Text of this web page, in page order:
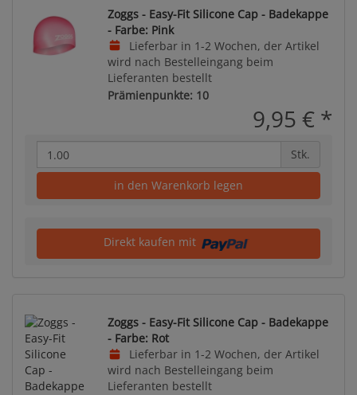
Zoggs - Easy-Fit Silicone Cap - Badekappe
- Farbe: Pink
Lieferbar in 1-2 Wochen, der Artikel
wird nach Bestelleingang beim
Lieferanten bestellt
Prämienpunkte: 10
9,95 € *
Stk.
in den Warenkorb legen
Direkt kaufen mit
Zoggs - Easy-Fit Silicone Cap - Badekappe
- Farbe: Rot
Lieferbar in 1-2 Wochen, der Artikel
wird nach Bestelleingang beim
Lieferanten bestellt